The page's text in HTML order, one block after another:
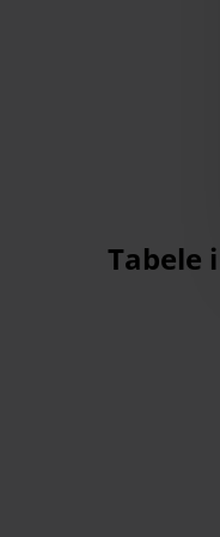
Tabele